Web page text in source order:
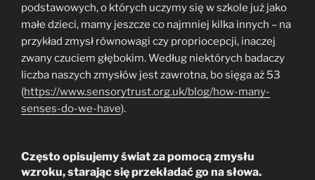
podstawowych, o których uczymy się w szkole już jako
małe dzieci, mamy jeszcze co najmniej kilka innych – na
przykład zmysł równowagi czy propriocepcji, inaczej
zwany czuciem głębokim. Według niektórych badaczy
liczba naszych zmysłów jest zawrotna, bo sięga aż 53
(https://www.sensorytrust.org.uk/blog/how-many-
senses-do-we-have).
Często opisujemy świat za pomocą zmysłu
wzroku, starając się przekładać go na słowa.